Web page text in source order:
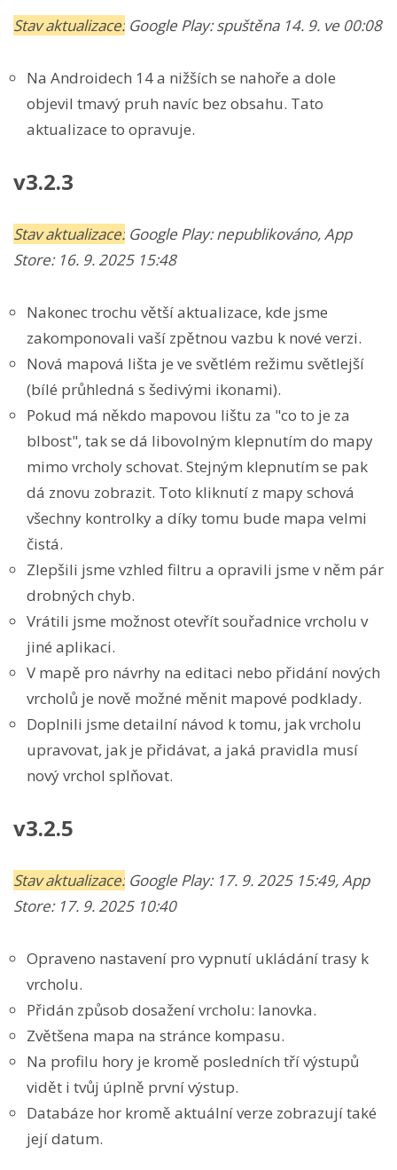
Stav aktualizace: Google Play: spuštěna 14. 9. ve 00:08
Na Androidech 14 a nižších se nahoře a dole
objevil tmavý pruh navíc bez obsahu. Tato
aktualizace to opravuje.
v3.2.3
Stav aktualizace: Google Play: nepublikováno, App
Store: 16. 9. 2025 15:48
Nakonec trochu větší aktualizace, kde jsme
zakomponovali vaší zpětnou vazbu k nové verzi.
Nová mapová lišta je ve světlém režimu světlejší
(bílé průhledná s šedivými ikonami).
Pokud má někdo mapovou lištu za "co to je za
blbost", tak se dá libovolným klepnutím do mapy
mimo vrcholy schovat. Stejným klepnutím se pak
dá znovu zobrazit. Toto kliknutí z mapy schová
všechny kontrolky a díky tomu bude mapa velmi
čistá.
Zlepšili jsme vzhled filtru a opravili jsme v něm pár
drobných chyb.
Vrátili jsme možnost otevřít souřadnice vrcholu v
jiné aplikaci.
V mapě pro návrhy na editaci nebo přidání nových
vrcholů je nově možné měnit mapové podklady.
Doplnili jsme detailní návod k tomu, jak vrcholu
upravovat, jak je přidávat, a jaká pravidla musí
nový vrchol splňovat.
v3.2.5
Stav aktualizace: Google Play: 17. 9. 2025 15:49, App
Store: 17. 9. 2025 10:40
Opraveno nastavení pro vypnutí ukládání trasy k
vrcholu.
Přidán způsob dosažení vrcholu: lanovka.
Zvětšena mapa na stránce kompasu.
Na profilu hory je kromě posledních tří výstupů
vidět i tvůj úplně první výstup.
Databáze hor kromě aktuální verze zobrazují také
její datum.